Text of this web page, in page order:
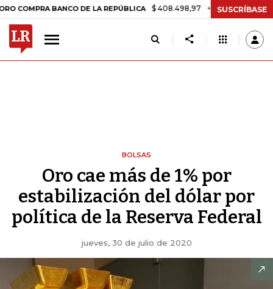
BANCO DE LA REPÚBLICA $ 408.498,97 +$ 8.753,81 +2,19%
SUSCRÍBASE
BOLSAS
Oro cae más de 1% por
estabilización del dólar por
política de la Reserva Federal
jueves, 30 de julio de 2020